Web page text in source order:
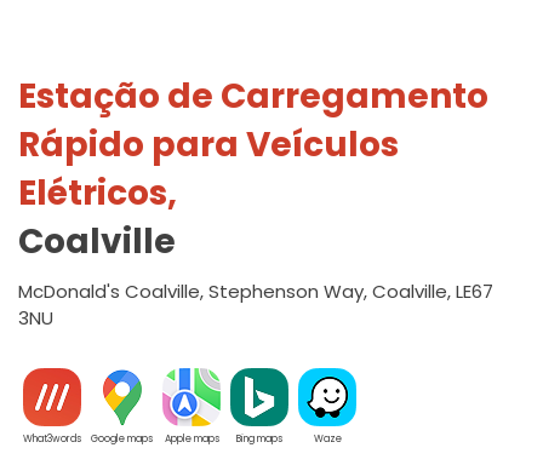
Estação de Carregamento
Rápido para Veículos
Elétricos,
Coalville
McDonald's Coalville, Stephenson Way, Coalville, LE67
3NU
What3words Google maps Apple maps Bing maps Waze